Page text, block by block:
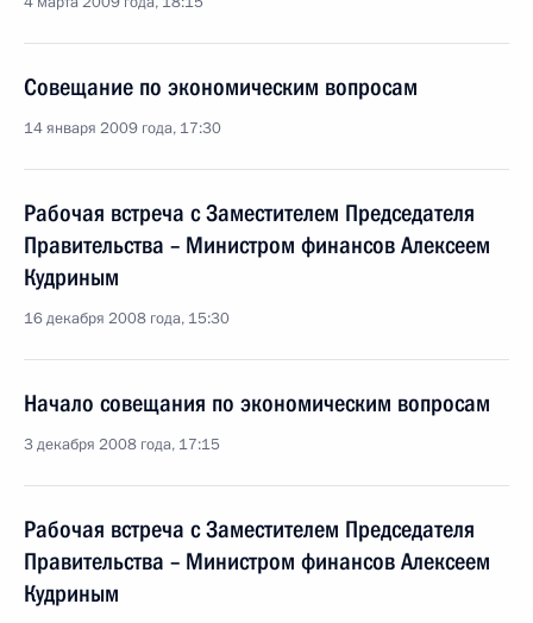
Совещание по экономическим вопросам
14 января 2009 года, 17:30
Рабочая встреча с Заместителем Председателя
Правительства – Министром финансов Алексеем
Кудриным
16 декабря 2008 года, 15:30
Начало совещания по экономическим вопросам
3 декабря 2008 года, 17:15
Рабочая встреча с Заместителем Председателя
Правительства – Министром финансов Алексеем
Кудриным